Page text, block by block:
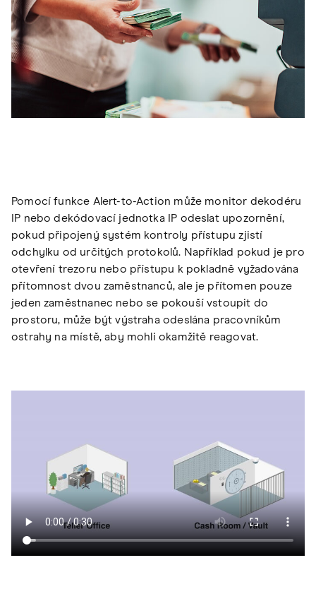
Pomocí funkce Alert-to-Action může monitor dekodéru
IP nebo dekódovací jednotka IP odeslat upozornění,
pokud připojený systém kontroly přístupu zjistí
odchylku od určitých protokolů. Například pokud je pro
otevření trezoru nebo přístupu k pokladně vyžadována
přítomnost dvou zaměstnanců, ale je přítomen pouze
jeden zaměstnanec nebo se pokouší vstoupit do
prostoru, může být výstraha odeslána pracovníkům
ostrahy na místě, aby mohli okamžitě reagovat.